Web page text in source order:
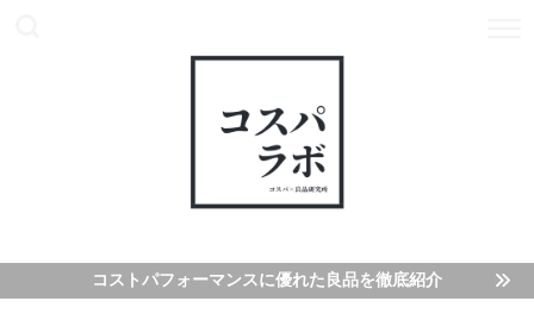
コストパフォーマンスに優れた良品を徹底紹介